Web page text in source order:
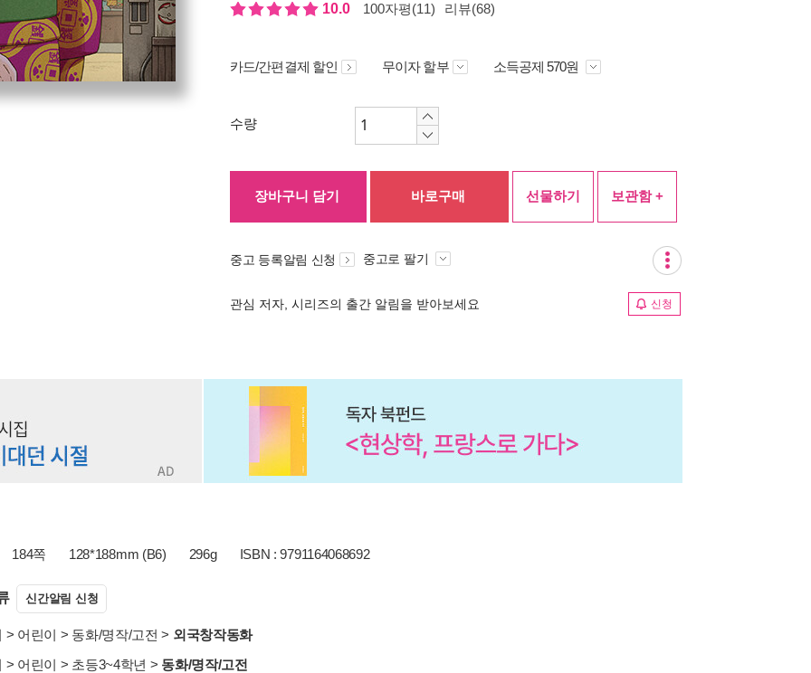
10.0
100자평(11) 리뷰(68)
카드/간편결제 할인 무이자 할부 소득공제 570원
수량
장바구니 담기 바로구매 선물하기 보관함 +
중고 등록알림 신청 중고로 팔기
관심 저자, 시리즈의 출간 알림을 받아보세요 신청
184쪽 128*188mm (B6) 296g ISBN : 9791164068692
신간알림 신청
> 어린이 > 동화/명작/고전 > 외국창작동화
> 어린이 > 초등3~4학년 > 동화/명작/고전